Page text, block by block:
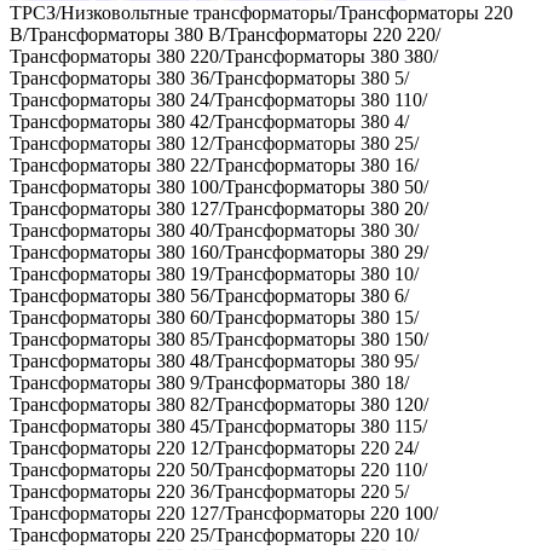
ТРСЗ/Низковольтные трансформаторы/Трансформаторы 220
В/Трансформаторы 380 В/Трансформаторы 220 220/
Трансформаторы 380 220/Трансформаторы 380 380/
Трансформаторы 380 36/Трансформаторы 380 5/
Трансформаторы 380 24/Трансформаторы 380 110/
Трансформаторы 380 42/Трансформаторы 380 4/
Трансформаторы 380 12/Трансформаторы 380 25/
Трансформаторы 380 22/Трансформаторы 380 16/
Трансформаторы 380 100/Трансформаторы 380 50/
Трансформаторы 380 127/Трансформаторы 380 20/
Трансформаторы 380 40/Трансформаторы 380 30/
Трансформаторы 380 160/Трансформаторы 380 29/
Трансформаторы 380 19/Трансформаторы 380 10/
Трансформаторы 380 56/Трансформаторы 380 6/
Трансформаторы 380 60/Трансформаторы 380 15/
Трансформаторы 380 85/Трансформаторы 380 150/
Трансформаторы 380 48/Трансформаторы 380 95/
Трансформаторы 380 9/Трансформаторы 380 18/
Трансформаторы 380 82/Трансформаторы 380 120/
Трансформаторы 380 45/Трансформаторы 380 115/
Трансформаторы 220 12/Трансформаторы 220 24/
Трансформаторы 220 50/Трансформаторы 220 110/
Трансформаторы 220 36/Трансформаторы 220 5/
Трансформаторы 220 127/Трансформаторы 220 100/
Трансформаторы 220 25/Трансформаторы 220 10/